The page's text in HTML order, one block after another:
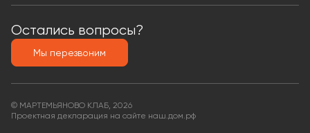
Остались вопросы?
Мы перезвоним
© МАРТЕМЬЯНОВО КЛАБ, 2026
Проектная декларация на сайте наш.дом.рф